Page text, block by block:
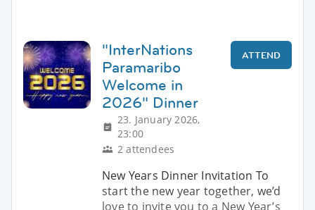
"InterNations
Paramaribo
Welcome in
2026" Dinner
23. January 2026,
23:00
2 attendees
ATTEND
New Years Dinner Invitation To
start the new year together, we’d
love to invite you to a New Year’s